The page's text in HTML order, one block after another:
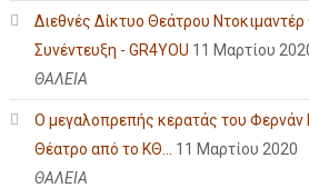
Διεθνές Δίκτυο Θεάτρου
Συνέντευξη - GR4YOU 11 Μαρτίου
ΘΑΛΕΙΑ
Ο μεγαλοπρεπής κερατάς του Φερνάν
Θέατρο από το ΚΘ...
11 Μαρτίου 2020
ΘΑΛΕΙΑ